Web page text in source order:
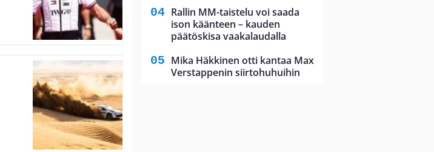
Rallin MM-taistelu voi saada
ison käänteen – kauden
päätöskisa vaakalaudalla
Mika Häkkinen otti kantaa Max
Verstappenin siirtohuhuihin